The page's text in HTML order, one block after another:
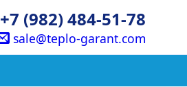
+7 (982) 484-51-78
sale@teplo-garant.com